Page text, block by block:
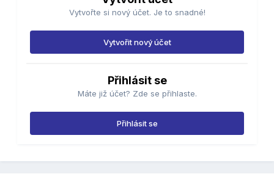
Vytvořte si nový účet. Je to snadné!
Vytvořit nový účet
Přihlásit se
Máte již účet? Zde se přihlaste.
Přihlásit se